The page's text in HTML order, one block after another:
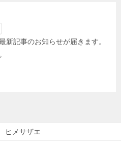
新記事のお知らせが届きます。
ヒメサザエ